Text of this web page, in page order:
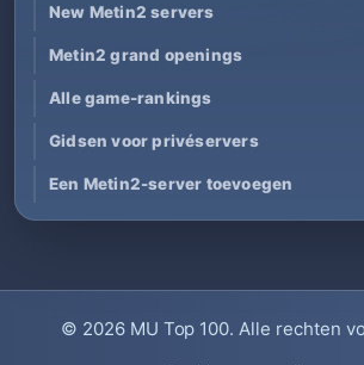
New Metin2 servers
Metin2 grand openings
Alle game-rankings
Gidsen voor privéservers
Een Metin2-server toevoegen
© 2026 MU Top 100. Alle rechten